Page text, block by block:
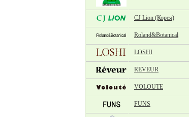
CJ Lion (Корея)
Roland&Botanical
LOSHI
REVEUR
VOLOUTE
FUNS